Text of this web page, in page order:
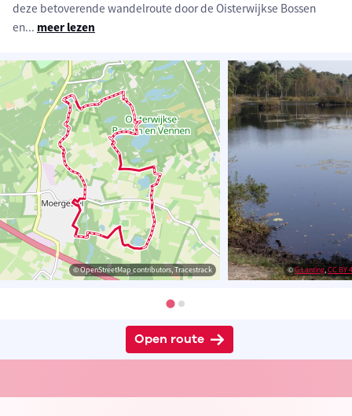
deze betoverende wandelroute door de Oisterwijkse Bossen
en... meer lezen
© OpenStreetMap contributors, Tracestrack ©G.Lanting,CC BY
Open route